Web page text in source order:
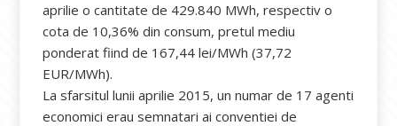
aprilie o cantitate de 429.840 MWh, respectiv o
cota de 10,36% din consum, pretul mediu
ponderat fiind de 167,44 lei/MWh (37,72
EUR/MWh).
La sfarsitul lunii aprilie 2015, un numar de 17 agenti
economici erau semnatari ai conventiei de